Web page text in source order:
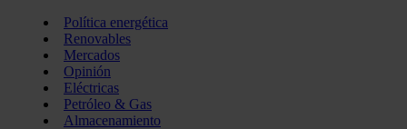
Política energética
Renovables
Mercados
Opinión
Eléctricas
Petróleo & Gas
Almacenamiento